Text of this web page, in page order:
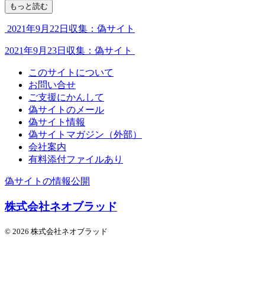
もっと読む
2021年9月22日収集：偽サイト
2021年9月23日収集：偽サイト
このサイトについて
お問い合せ
ご支援にかんして
偽サイトのメール
偽サイト情報
偽サイトマガジン（外部）
会社案内
有料添付ファイルあり
偽サイトの情報公開
株式会社ネオブラッド
© 2026 株式会社ネオブラッド